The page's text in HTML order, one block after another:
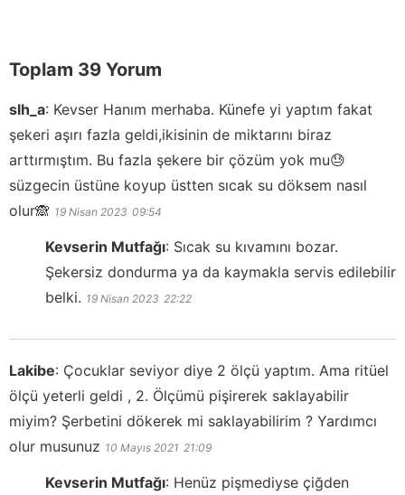
Toplam 39 Yorum
slh_a: Kevser Hanım merhaba. Künefe yi yaptım fakat
şekeri aşırı fazla geldi,ikisinin de miktarını biraz
arttırmıştım. Bu fazla şekere bir çözüm yok mu😓
süzgecin üstüne koyup üstten sıcak su döksem nasıl
olur🙈 19 Nisan 2023 09:54
Kevserin Mutfağı: Sıcak su kıvamını bozar.
Şekersiz dondurma ya da kaymakla servis edilebilir
belki. 19 Nisan 2023 22:22
Lakibe: Çocuklar seviyor diye 2 ölçü yaptım. Ama ritüel
ölçü yeterli geldi , 2. Ölçümü pişirerek saklayabilir
miyim? Şerbetini dökerek mi saklayabilirim ? Yardımcı
olur musunuz 10 Mayıs 2021 21:09
Kevserin Mutfağı: Henüz pişmediyse çiğden